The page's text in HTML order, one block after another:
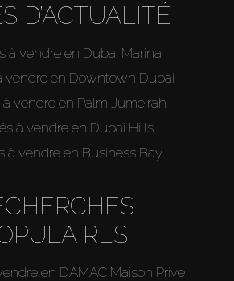
D’ACTUALITÉ
à vendre en Dubai Marina
vendre en Downtown Dubai
à vendre en Palm Jumeirah
à vendre en Dubai Hills
à vendre en Business Bay
en DAMAC Maison Prive